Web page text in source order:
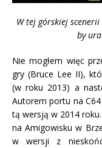
W tej górskiej scenerii
by
Nie mogłem więc
gry (Bruce Lee II),
(w roku 2013) a
Autorem portu na
tą wersją w 2014
na Amigowisku w
w wersji z